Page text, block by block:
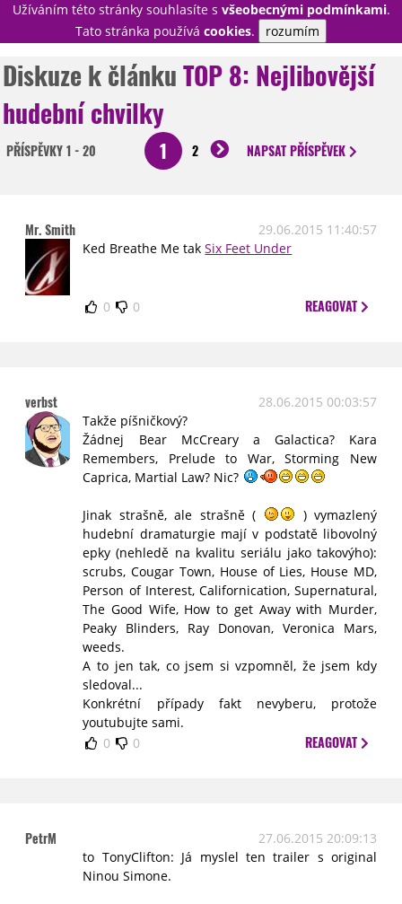
Užíváním této stránky souhlasíte s všeobecnými podmínkami.
Tato stránka používá cookies. rozumím
PŘIHLÁSIT
RECENZE
EPIZODY
KULT
Diskuze k článkuTOP 8: Nejlibovější
hudební chvilky
PŘÍSPĚVKY1 - 20 1 2 NAPSATPŘÍSPĚVEK
Mr. Smith
29.06.2015 11:40:57
Ked Breathe Me takSix Feet Under
0 0 REAGOVAT
verbst
28.06.2015 00:03:57
Takže píšničkový?
Žádnej Bear McCreary a Galactica? Kara
Remembers, Prelude to War, Storming New
Caprica, Martial Law? Nic?
Jinak strašně, ale strašně (
) vymazlený
hudební dramaturgie mají v podstatě libovolný
epky (nehledě na kvalitu seriálu jako takovýho):
scrubs, Cougar Town, House of Lies, House MD,
Person of Interest, Californication, Supernatural,
The Good Wife, How to get Away with Murder,
Peaky Blinders, Ray Donovan, Veronica Mars,
weeds.
A to jen tak, co jsem si vzpomněl, že jsem kdy
sledoval...
Konkrétní případy fakt nevyberu, protože
youtubujte sami.
0
0 REAGOVAT
PetrM
27.06.2015 20:09:13
to TonyClifton: Já myslel ten trailer s original
Ninou Simone.